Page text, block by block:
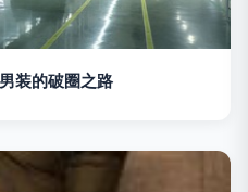
装的破圈之路